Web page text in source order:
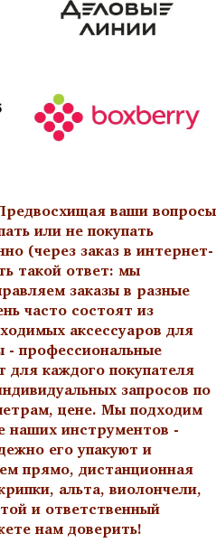
ваши вопросы
или не покупать
(через заказ в интернет-
такой ответ: мы
заказы в разные
часто состоят из
аксессуаров для
- профессиональные
каждого покупателя
запросов по
цене. Мы подходим
наших инструментов -
его упакуют и
прямо, дистанционная
альта, виолончели,
и ответственный
нам доверить!